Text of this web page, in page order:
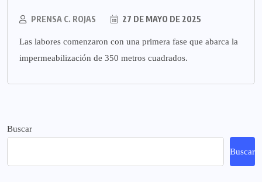
PRENSA C. ROJAS 27 DE MAYO DE 2025
Las labores comenzaron con una primera fase que abarca la
impermeabilización de 350 metros cuadrados.
Buscar
Buscar